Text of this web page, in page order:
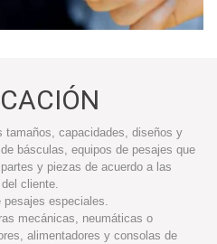
tamaños, capacidades, diseños y
básculas, equipos de pesajes que
y piezas de acuerdo a las
cliente.
especiales.
mecánicas, neumáticas o
alimentadores y consolas de